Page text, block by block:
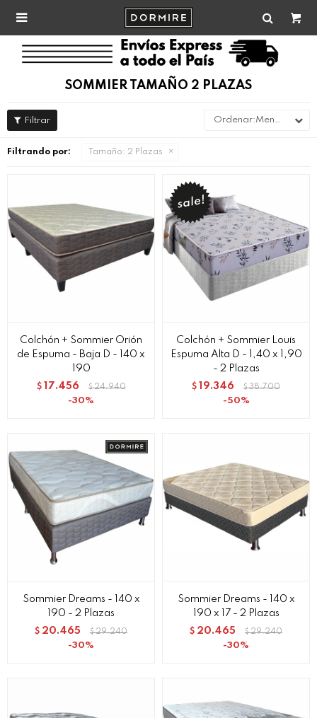

SOMMIER TAMAÑO 2 PLAZAS
Menor precio
Filtrando por: Tamaño: 2 Plazas
Colchón + Sommier Orión
de Espuma - Baja D - 140 x
190
$ 17.456 $ 24.940
30
Colchón + Sommier Louis
Espuma Alta D - 1,40 x 1,90
- 2 Plazas
$ 19.346 $ 38.700
50
Sommier Dreams - 140 x
190 - 2 Plazas
$ 20.465 $ 29.240
30
Sommier Dreams - 140 x
190 x 17 - 2 Plazas
$ 20.465 $ 29.240
30